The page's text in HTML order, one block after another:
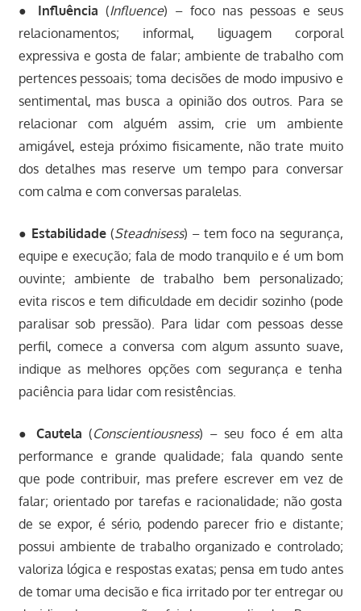
● Influência (Influence) – foco nas pessoas e seus
relacionamentos; informal, liguagem corporal
expressiva e gosta de falar; ambiente de trabalho com
pertences pessoais; toma decisões de modo impusivo e
sentimental, mas busca a opinião dos outros. Para se
relacionar com alguém assim, crie um ambiente
amigável, esteja próximo fisicamente, não trate muito
dos detalhes mas reserve um tempo para conversar
com calma e com conversas paralelas.
● Estabilidade(Steadnisess) – tem foco na segurança,
equipe e execução; fala de modo tranquilo e é um bom
ouvinte; ambiente de trabalho bem personalizado;
evita riscos e tem dificuldade em decidir sozinho (pode
paralisar sob pressão). Para lidar com pessoas desse
perfil, comece a conversa com algum assunto suave,
indique as melhores opções com segurança e tenha
paciência para lidar com resistências.
● Cautela (Conscientiousness) – seu foco é em alta
performance e grande qualidade; fala quando sente
que pode contribuir, mas prefere escrever em vez de
falar; orientado por tarefas e racionalidade; não gosta
de se expor, é sério, podendo parecer frio e distante;
possui ambiente de trabalho organizado e controlado;
valoriza lógica e respostas exatas; pensa em tudo antes
de tomar uma decisão e fica irritado por ter entregar ou